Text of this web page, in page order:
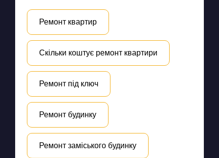
Ремонт квартир
Скільки коштує ремонт квартири
Ремонт під ключ
Ремонт будинку
Ремонт заміського будинку